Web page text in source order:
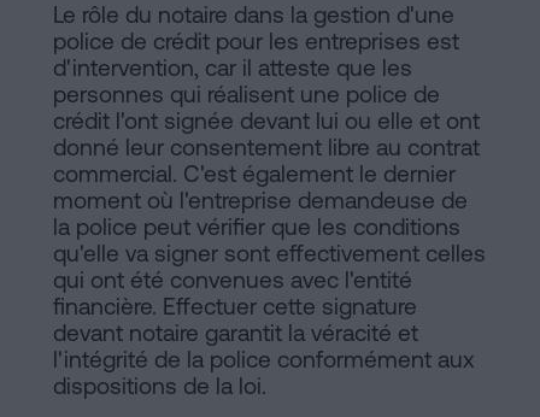
Le rôle du notaire dans la gestion d'une
police de crédit pour les entreprises est
d'intervention, car il atteste que les
personnes qui réalisent une police de
crédit l'ont signée devant lui ou elle et ont
donné leur consentement libre au contrat
commercial. C'est également le dernier
moment où l'entreprise demandeuse de
la police peut vérifier que les conditions
qu'elle va signer sont effectivement celles
qui ont été convenues avec l'entité
financière. Effectuer cette signature
devant notaire garantit la véracité et
l'intégrité de la police conformément aux
dispositions de la loi.